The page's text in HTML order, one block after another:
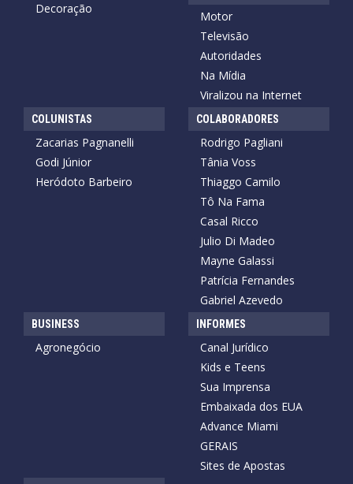
Decoração
Motor
Televisão
Autoridades
Na Mídia
Viralizou na Internet
COLUNISTAS
Zacarias Pagnanelli
Godi Júnior
Heródoto Barbeiro
COLABORADORES
Rodrigo Pagliani
Tânia Voss
Thiaggo Camilo
Tô Na Fama
Casal Ricco
Julio Di Madeo
Mayne Galassi
Patrícia Fernandes
Gabriel Azevedo
BUSINESS
Agronegócio
INFORMES
Canal Jurídico
Kids e Teens
Sua Imprensa
Embaixada dos EUA
Advance Miami
GERAIS
Sites de Apostas